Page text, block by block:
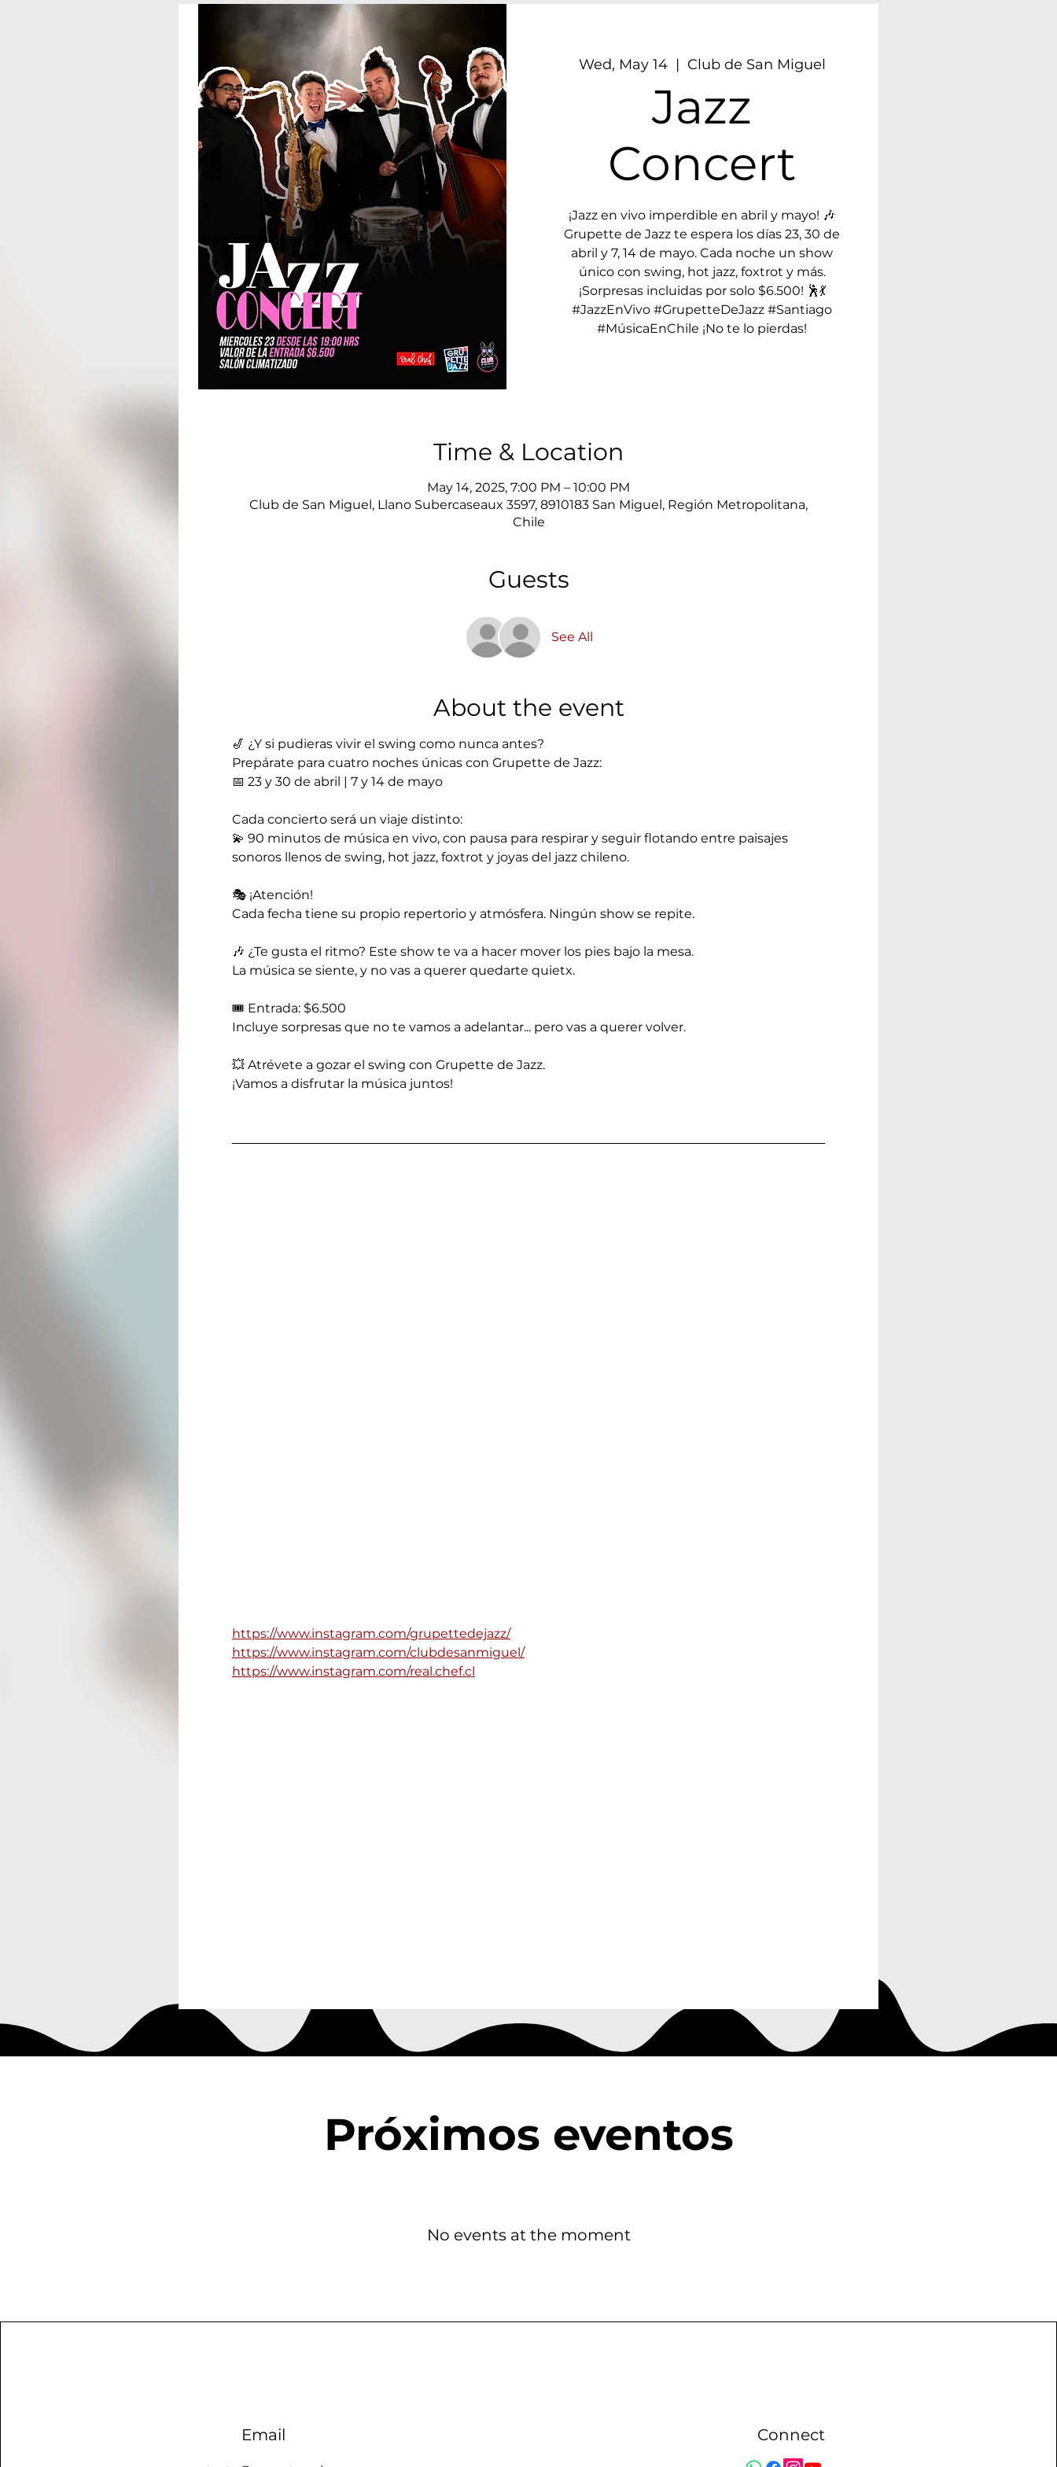
Wed, May 14
  |
Club de San Miguel
Jazz
Concert
¡Jazz en vivo imperdible en abril y mayo! 🎶
Grupette de Jazz te espera los días 23, 30 de
abril y 7, 14 de mayo. Cada noche un show
único con swing, hot jazz, foxtrot y más.
¡Sorpresas incluidas por solo $6.500! 🕺💃
#JazzEnVivo #GrupetteDeJazz #Santiago
#MúsicaEnChile ¡No te lo pierdas!
Time & Location
May 14, 2025, 7:00 PM – 10:00 PM
Club de San Miguel, Llano Subercaseaux 3597, 8910183 San Miguel, Región Metropolitana,
Chile
Guests
See All
About the event
🎷 ¿Y si pudieras vivir el swing como nunca antes?
Prepárate para cuatro noches únicas con Grupette de Jazz:
📅 23 y 30 de abril | 7 y 14 de mayo
Cada concierto será un viaje distinto:
💫 90 minutos de música en vivo, con pausa para respirar y seguir flotando entre paisajes
sonoros llenos de swing, hot jazz, foxtrot y joyas del jazz chileno.
🎭 ¡Atención!
Cada fecha tiene su propio repertorio y atmósfera. Ningún show se repite.
🎶 ¿Te gusta el ritmo? Este show te va a hacer mover los pies bajo la mesa.
La música se siente, y no vas a querer quedarte quietx.
🎟️ Entrada: $6.500
Incluye sorpresas que no te vamos a adelantar... pero vas a querer volver.
💥 Atrévete a gozar el swing con Grupette de Jazz.
¡Vamos a disfrutar la música juntos!
https://www.instagram.com/grupettedejazz/
https://www.instagram.com/clubdesanmiguel/
https://www.instagram.com/real.chef.cl
Próximos eventos
No events at the moment
Email Connect